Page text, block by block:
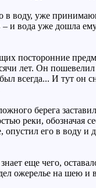
воду, уже
и вода уже дошла
посторонние
лет. Он
всегда... И тут он
берега
реки,
опустил его в
еще чего,
ожерелье на шею и